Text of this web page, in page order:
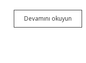
Devamını okuyun
En